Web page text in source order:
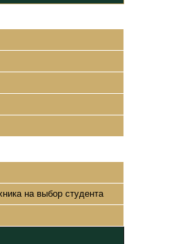
на выбор студента